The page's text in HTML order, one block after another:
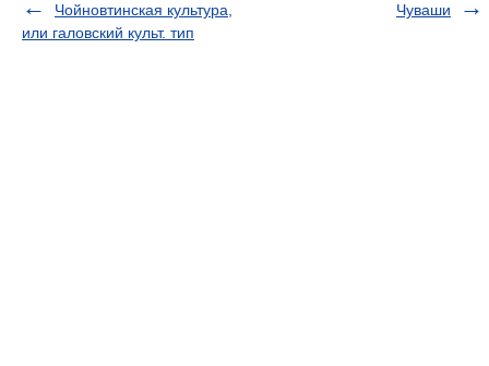
Чойновтинская культура,
или галовский культ. тип
Чуваши